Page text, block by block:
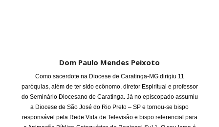
Dom Paulo Mendes Peixoto
Como sacerdote na Diocese de Caratinga-MG dirigiu 11
paróquias, além de ter sido ecônomo, diretor Espiritual e professor
do Seminário Diocesano de Caratinga. Já no episcopado assumiu
a Diocese de São José do Rio Preto – SP e tornou-se bispo
responsável pela Rede Vida de Televisão e bispo referencial para